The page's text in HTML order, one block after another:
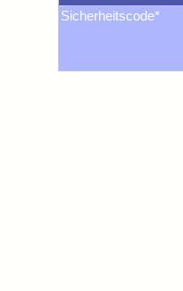
Sicherheitscode*